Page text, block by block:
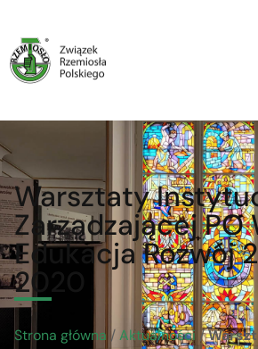
Warsztaty
Zarządzającej PO
Edukacja Rozwój
2020
Strona główna /Aktualności /